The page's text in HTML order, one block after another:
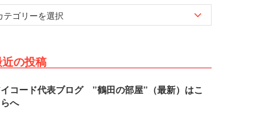
の投稿
コード代表ブログ ”鶴田の部屋”（最新）はこ
へ